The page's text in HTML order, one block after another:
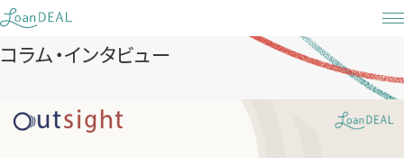
Skip
to
content
コラム・インタビュー